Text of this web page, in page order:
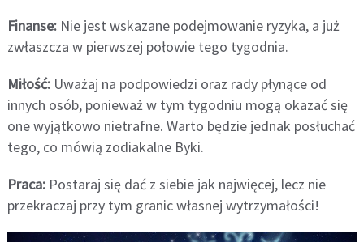
Finanse:Nie jest wskazane podejmowanie ryzyka, a już
zwłaszcza w pierwszej połowie tego tygodnia.
Miłość:Uważaj na podpowiedzi oraz rady płynące od
innych osób, ponieważ w tym tygodniu mogą okazać się
one wyjątkowo nietrafne. Warto będzie jednak posłuchać
tego, co mówią zodiakalne Byki.
Praca:Postaraj się dać z siebie jak najwięcej, lecz nie
przekraczaj przy tym granic własnej wytrzymałości!